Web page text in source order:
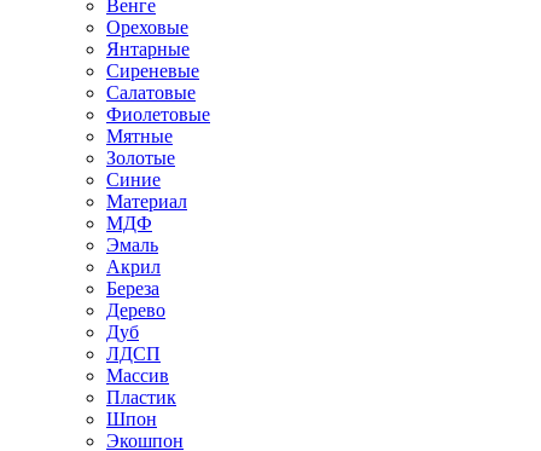
Венге
Ореховые
Янтарные
Сиреневые
Салатовые
Фиолетовые
Мятные
Золотые
Синие
Материал
МДФ
Эмаль
Акрил
Береза
Дерево
Дуб
ЛДСП
Массив
Пластик
Шпон
Экошпон